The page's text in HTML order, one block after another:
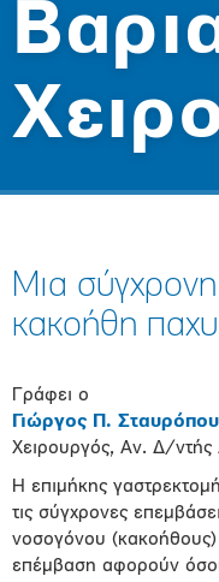
Μια
κακοήθη
Γράφει ο
Γιώργος Π.
Χειρουργός, Αν. Δ/ντής
Η επιμήκης
τις σύγχρονες
νοσογόνου (κακοήθους)
επέμβαση αφορούν